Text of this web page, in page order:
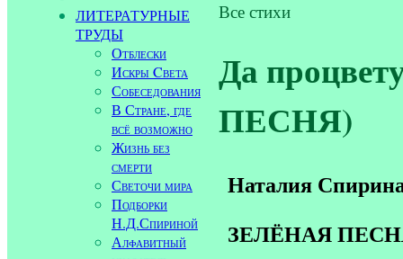
ЛИТЕРАТУРНЫЕ
ТРУДЫ
Отблески
Искры Cвета
Собеседования
В Стране, где
всё возможно
Жизнь без
смерти
Светочи мира
Подборки
Н.Д.Спириной
Алфавитный
Все стихи
Да
ПЕСНЯ)
Наталия
ЗЕЛЁНАЯ